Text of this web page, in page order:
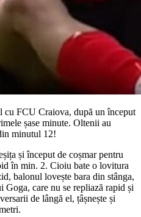
cu FCU Craiova, după un început
șase minute. Oltenii au
minutul 12!
și început de coșmar pentru
în min. 2. Cioiu bate o lovitura
balonul lovește bara din stânga,
Goga, care nu se repliază rapid și
de lângă el, țâșnește și